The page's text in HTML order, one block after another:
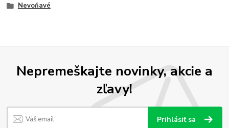
Nevoňavé
Nepremeškajte novinky, akcie a
zľavy!
Prihlásiť sa